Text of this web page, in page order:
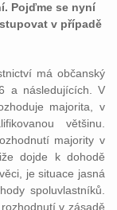
Pojďme se nyní
v případě
má občanský
a následujících. V
majorita, v
většinu.
majority v
dojde k dohodě
je situace jasná
spoluvlastníků.
v zásadě